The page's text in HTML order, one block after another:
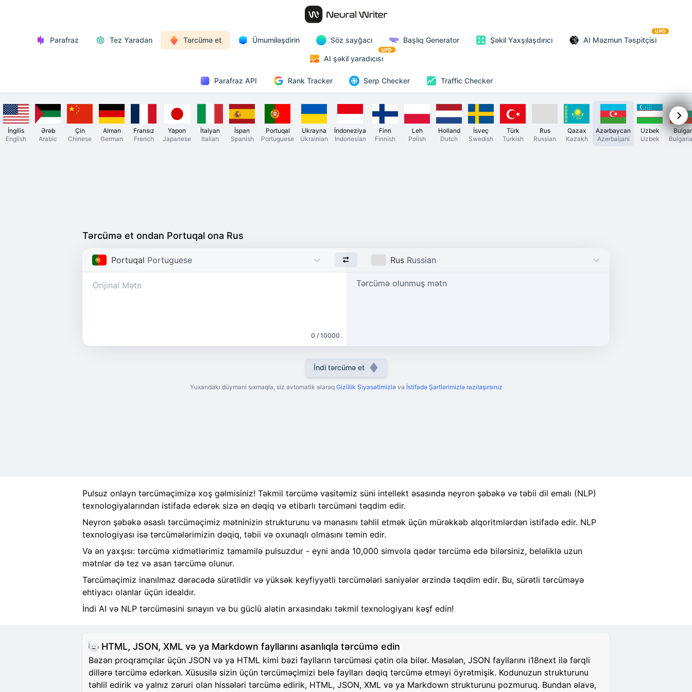
Parafraz Tez Yaradan Tərcümə et Ümumiləşdirin Söz sayğacı Başlıq Generator Şəkil Yaxşılaşdırıcı AI Məzmun Təspitçisi
UPD
AI şəkil yaradıcısı
UPD
Parafraz API Rank Tracker Serp Checker Traffic Checker
İngilis
English
Ərəb
Arabic
Çin
Chinese
Alman
German
Fransız
French
Yapon
Japanese
İtalyan
Italian
İspan
Spanish
Portuqal
Portuguese
Ukrayna
Ukrainian
İndoneziya
Indonesian
Finn
Finnish
Leh
Polish
Holland
Dutch
İsveç
Swedish
Türk
Turkish
Rus
Russian
Qazax
Kazakh
Azərbaycan
Azerbaijani
Uzbek
Uzbek
Bulgar
Tərcümə et ondan Portuqal ona Rus
Portuqal Portuguese Rus Russian
0 / 10000
Tərcümə olunmuş mətn
İndi tərcümə et
Yuxarıdakı düyməni sıxmaqla, siz avtomatik olaraq Gizlilik Siyasətimizlə və İstifadə Şərtlərimizlə razılaşırsınız
Pulsuz onlayn tərcüməçimizə xoş gəlmisiniz! Təkmil tərcümə vasitəmiz süni intellekt əsasında neyron şəbəkə və təbii dil emalı (NLP)
texnologiyalarından istifadə edərək sizə ən dəqiq və etibarlı tərcüməni təqdim edir.
Neyron şəbəkə əsaslı tərcüməçimiz mətninizin strukturunu və mənasını təhlil etmək üçün mürəkkəb alqoritmlərdən istifadə edir. NLP
texnologiyası isə tərcümələrimizin dəqiq, təbii və oxunaqlı olmasını təmin edir.
Və ən yaxşısı: tərcümə xidmətlərimiz tamamilə pulsuzdur - eyni anda 10,000 simvola qədər tərcümə edə bilərsiniz, beləliklə uzun
mətnlər də tez və asan tərcümə olunur.
Tərcüməçimiz inanılmaz dərəcədə sürətlidir və yüksək keyfiyyətli tərcümələri saniyələr ərzində təqdim edir. Bu, sürətli tərcüməyə
ehtiyacı olanlar üçün idealdır.
İndi AI və NLP tərcüməsini sınayın və bu güclü alətin arxasındakı təkmil texnologiyanı kəşf edin!
HTML, JSON, XML və ya Markdown fayllarını asanlıqla tərcümə edin
Bəzən proqramçılar üçün JSON və ya HTML kimi bəzi faylların tərcüməsi çətin ola bilər. Məsələn, JSON fayllarını i18next ilə fərqli
dillərə tərcümə edərkən. Xüsusilə sizin üçün tərcüməçimizi belə faylları dəqiq tərcümə etməyi öyrətmişik. Kodunuzun strukturunu
təhlil edirik və yalnız zəruri olan hissələri tərcümə edirik, HTML, JSON, XML və ya Markdown strukturunu pozmuruq. Bundan əlavə,